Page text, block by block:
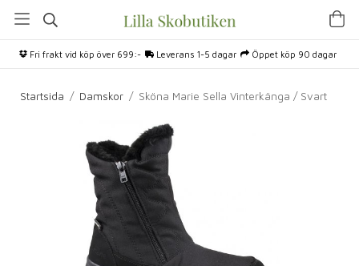
Fri frakt vid köp över 699:- Leverans 1-5 dagar Öppet köp 90 dagar
Startsida / Damskor / Sköna Marie Sella Vinterkänga / Svart